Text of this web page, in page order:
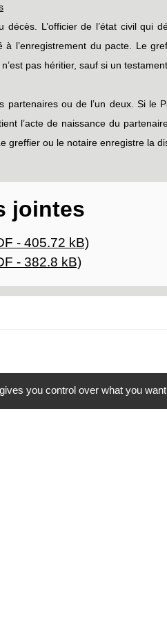
L’officier de l’état civil qui
à l’enregistrement du pacte. Le
pas héritier, sauf si un
partenaires ou de l’un deux. Si
l’acte de naissance du
greffier ou le notaire enregistre la
jointes
- 405.72 kB)
- 382.8 kB)
you control over what you